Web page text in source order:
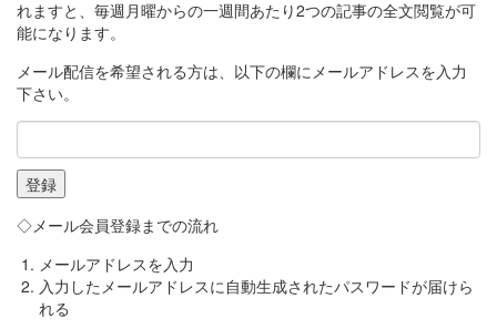
れますと、毎週月曜からの一週間あたり2つの記事の全文閲覧が可
能になります。
メール配信を希望される方は、以下の欄にメールアドレスを入力
下さい。
◇メール会員登録までの流れ
メールアドレスを入力
入力したメールアドレスに自動生成されたパスワードが届けら
れる